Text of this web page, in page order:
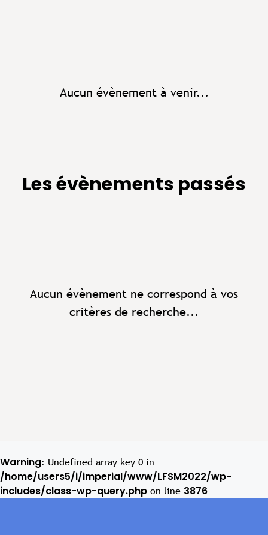
Aucun évènement à venir...
Les évènements passés
Aucun évènement ne correspond à vos
critères de recherche...
Warning: Undefined array key 0 in
/home/users5/i/imperial/www/LFSM2022/wp-
includes/class-wp-query.php on line 3876